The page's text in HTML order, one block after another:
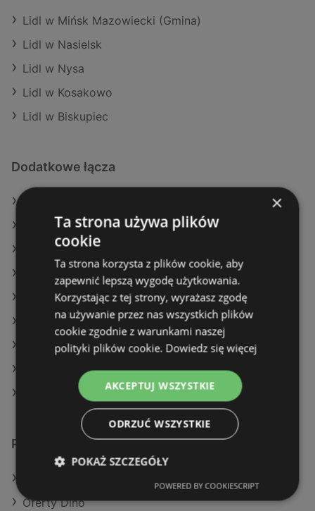
Lidl w Mińsk Mazowiecki (Gmina)
Lidl w Nasielsk
Lidl w Nysa
Lidl w Kosakowo
Lidl w Biskupiec
Dodatkowe łącza
Oferty Auchan
Oferty Carrefour
Aktualne gazetki E.Leclerc
Aktualne gazetki Auchan
Aktualne gazetki Kaufland
Aktualne gazetki Makro
Aktualne gazetki Action
Sklepy Lidl w Międzyzdroje
Podobne sklepy detaliczne
Oferty Dino
×
Ta strona używa plików
cookie
Ta strona korzysta z plików cookie, aby
zapewnić lepszą wygodę użytkowania.
Korzystając z tej strony, wyrażasz zgodę
na używanie przez nas wszystkich plików
cookie zgodnie z warunkami naszej
polityki plików cookie. Dowiedz się więcej
AKCEPTUJ WSZYSTKIE
ODRZUĆ WSZYSTKIE
POKAŻ SZCZEGÓŁY
POWERED BY COOKIESCRIPT